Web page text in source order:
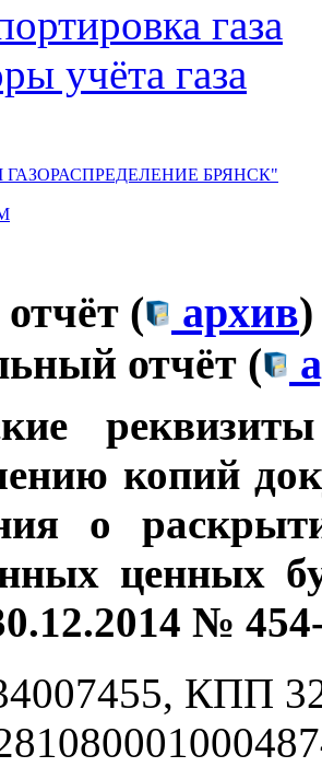
газа
учёта газа
ГАЗОРАСПРЕДЕЛЕНИЕ БРЯНСК"
( архив)
отчёт (
копий
о
ценных
№
КПП